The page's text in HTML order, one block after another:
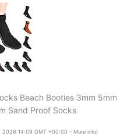
Beach Booties 3mm 5mm
Sand Proof Socks
2026 14:09 GMT +00:00 - More info)